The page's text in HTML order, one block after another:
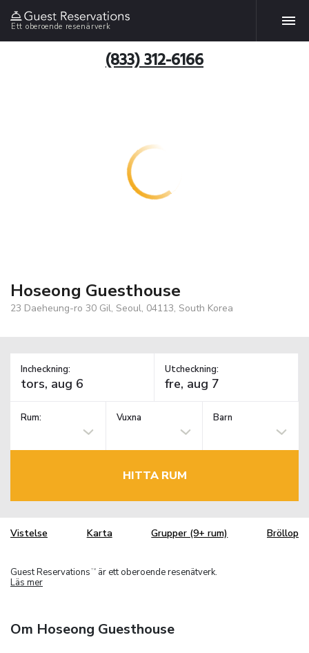
Ett oberoende resenärverk
(833) 312-6166
Hoseong Guesthouse
23 Daeheung-ro 30 Gil, Seoul, 04113, South Korea
Incheckning: Utcheckning:
Rum: Vuxna Barn
HITTA RUM
Vistelse Karta Grupper (9+ rum) Bröllop
Guest Reservations TM
är ett oberoende resenätverk.
Läs mer
Om Hoseong Guesthouse